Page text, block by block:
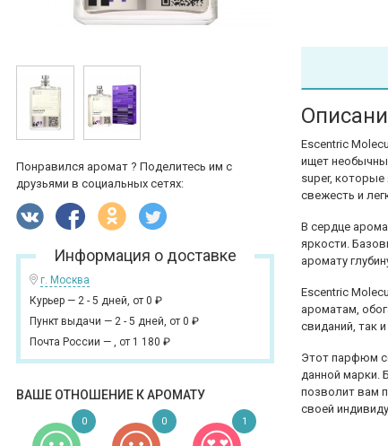
Понравился аромат ? Поделитесь им с
друзьями в социальных сетях:
Информация о доставке
г. Москва
Курьер — 2 - 5 дней, от 0 ₽
Пункт выдачи — 2 - 5 дней, от 0 ₽
Почта России — , от 1 180 ₽
ВАШЕ ОТНОШЕНИЕ К АРОМАТУ
0 0 1
Escentric
ищет
super,
свежесть и
В сердце
яркости.
аромату
Escentric
ароматам,
свиданий, так
Этот парфюм
данной марки.
позволит вам
своей